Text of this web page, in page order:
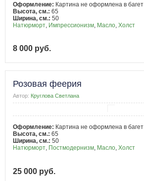
Оформление: Картина не оформлена в багет
Высота, см.: 65
Ширина, см.: 50
Натюрморт, Импрессионизм, Масло, Холст
8 000 руб.
Розовая феерия
Автор: Круглова Светлана
Оформление: Картина не оформлена в багет
Высота, см.: 65
Ширина, см.: 50
Натюрморт, Постмодернизм, Масло, Холст
25 000 руб.